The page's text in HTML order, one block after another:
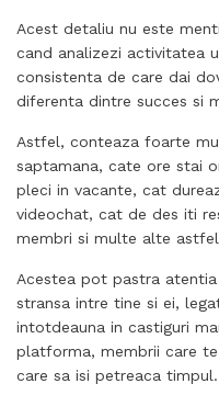
Acest detaliu nu este
cand analizezi activitatea
consistenta de care dai
diferenta dintre succes si
Astfel, conteaza foarte
saptamana, cate ore stai
pleci in vacante, cat
videochat, cat de des iti
membri si multe alte
Acestea pot pastra
stransa intre tine si ei,
intotdeauna in castiguri
platforma, membrii care
care sa isi petreaca timpul.